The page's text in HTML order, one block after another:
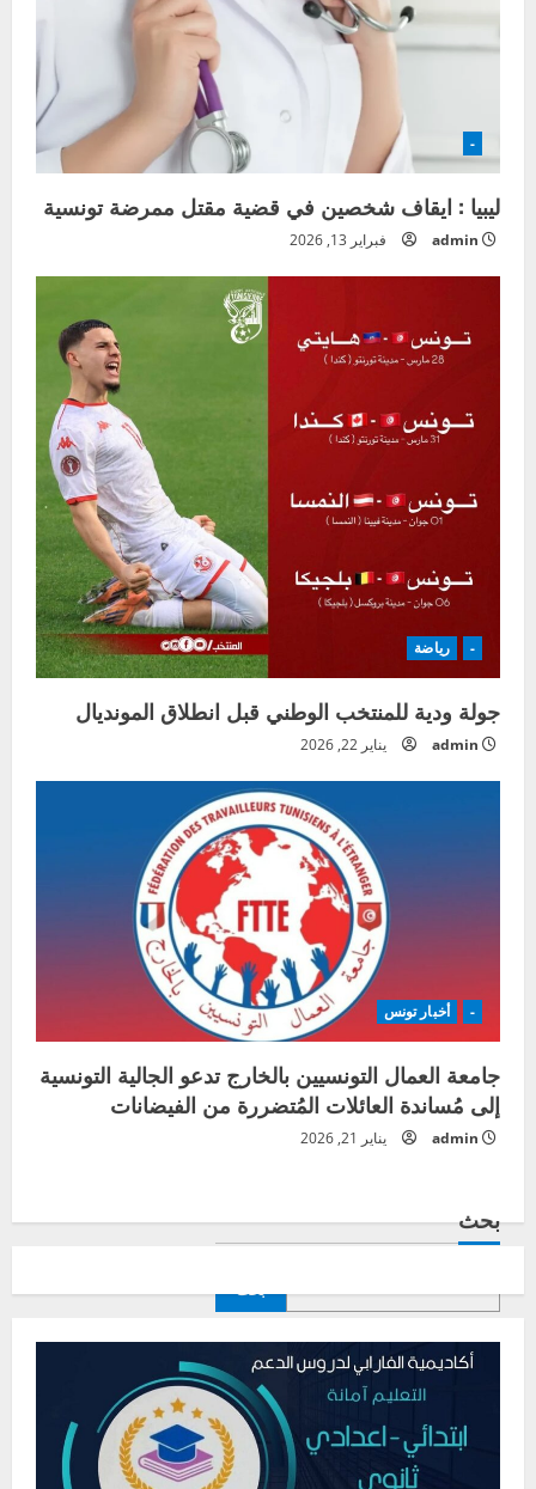
-
ليبيا : ايقاف شخصين في قضية مقتل ممرضة تونسية
admin فبراير 13, 2026
- رياضة
جولة ودية للمنتخب الوطني قبل انطلاق المونديال
admin يناير 22, 2026
- أخبار تونس
جامعة العمال التونسيين بالخارج تدعو الجالية التونسية
إلى مُساندة العائلات المُتضررة من الفيضانات
admin يناير 21, 2026
بحث
بحث